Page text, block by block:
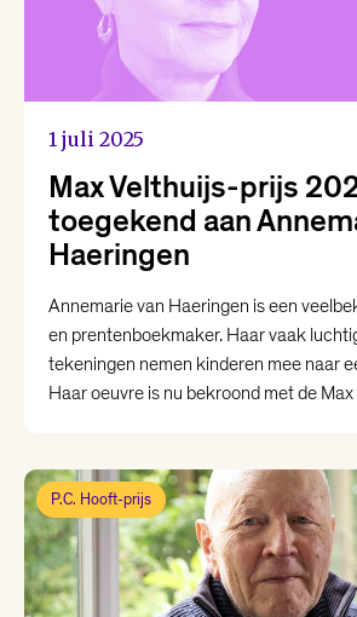
1 juli 2025
Max Velthuijs-prijs
toegekend aan
Haeringen
Annemarie van Haeringen is een
en prentenboekmaker. Haar vaak
tekeningen nemen kinderen mee naar
Haar oeuvre is nu bekroond met de Max
P.C. Hooft-prijs